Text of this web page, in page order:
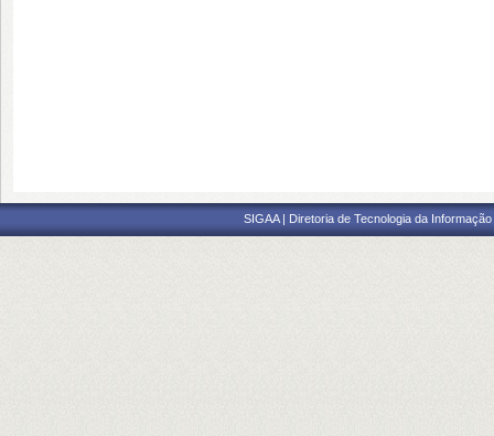
SIGAA | Diretoria de Tecnologia da